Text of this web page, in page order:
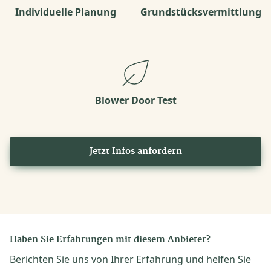
Individuelle Planung Grundstücksvermittlung
Blower Door Test
Jetzt Infos anfordern
Haben Sie Erfahrungen mit diesem Anbieter?
Berichten Sie uns von Ihrer Erfahrung und helfen Sie